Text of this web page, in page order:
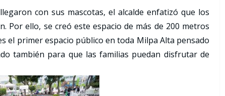
con sus mascotas, el alcalde enfatizó que los
Por ello, se creó este espacio de más de 200 metros
el primer espacio público en toda Milpa Alta pensado
también para que las familias puedan disfrutar de